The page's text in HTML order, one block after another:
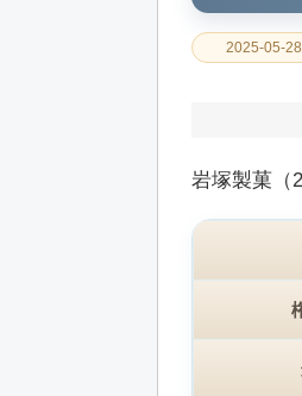
2025-05-28
岩塚製菓（